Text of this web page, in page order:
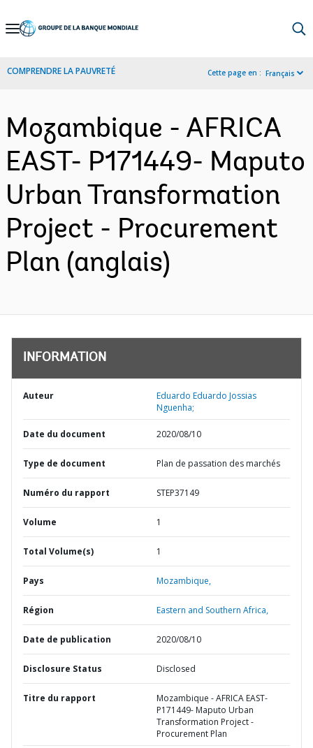
Skip
Navigation
COMPRENDRE LA PAUVRETÉ Cette page en : Français
Mozambique - AFRICA
EAST- P171449- Maputo
Urban Transformation
Project - Procurement
Plan (anglais)
INFORMATION
Auteur
Eduardo Eduardo Jossias
Nguenha;
Date du document 2020/08/10
Type de document Plan de passation des marchés
Numéro du rapport STEP37149
Volume 1
Total Volume(s) 1
Pays Mozambique,
Région Eastern and Southern Africa,
Date de publication 2020/08/10
Disclosure Status Disclosed
Titre du rapport
Mozambique - AFRICA EAST-
P171449- Maputo Urban
Transformation Project -
Procurement Plan